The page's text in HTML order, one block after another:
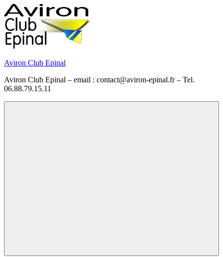
Skip
to
content
Aviron Club Epinal
Aviron Club Epinal – email : contact@aviron-epinal.fr – Tel.
06.88.79.15.11